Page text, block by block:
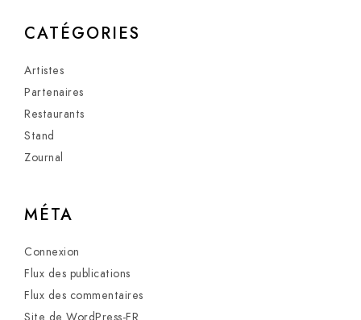
CATÉGORIES
Artistes
Partenaires
Restaurants
Stand
Zournal
MÉTA
Connexion
Flux des publications
Flux des commentaires
Site de WordPress-FR